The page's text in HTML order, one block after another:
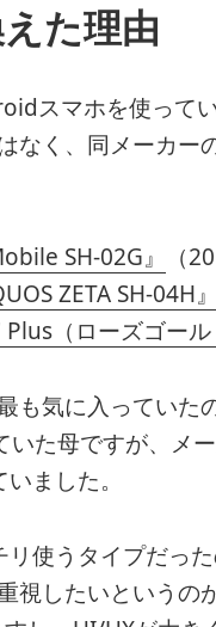
た理由
スマホを使って
なく、同メーカ
SH-02G』
（
ZETA SH-04H』
Plus（ローズゴール
も気に入っていた
た母ですが、メ
ました。
使うタイプだっ
視したいというの